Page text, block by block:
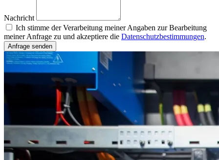
Nachricht
Ich stimme der Verarbeitung meiner Angaben zur Bearbeitung
meiner Anfrage zu und akzeptiere die Datenschutzbestimmungen.
Anfrage senden